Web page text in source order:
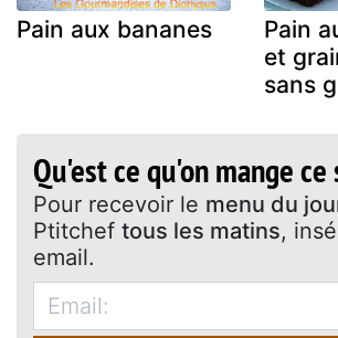
Pain aux bananes
Pain
et
sans
Qu'est ce qu'on mange ce
Pour recevoir le menu du
Ptitchef tous les matins,
email.